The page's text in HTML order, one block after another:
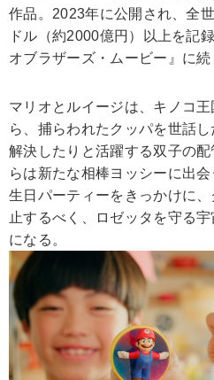
作品。2023年に公開され、全
ドル（約2000億円）以上を記
オブラザーズ・ムービー』に続
マリオとルイージは、キノコ
ら、捕らわれたクッパを世話
解決したりと活躍する双子の
らは新たな相棒ヨッシーに出
生日パーティーをきっかけに
止するべく、ロゼッタを守る
になる。